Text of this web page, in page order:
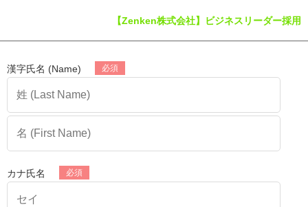
【Zenken株式会社】ビジネスリーダー採用
漢字氏名 (Name)
カナ氏名